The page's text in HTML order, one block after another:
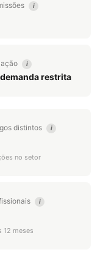
i
i
restrita
distintos i
no setor
i
12 meses